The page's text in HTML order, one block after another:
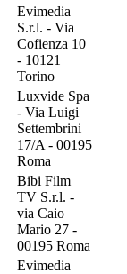
Evimedia
S.r.l. - Via
Cofienza 10
- 10121
Torino
Luxvide Spa
- Via Luigi
Settembrini
17/A - 00195
Roma
Bibi Film
TV S.r.l. -
via Caio
Mario 27 -
00195 Roma
Evimedia